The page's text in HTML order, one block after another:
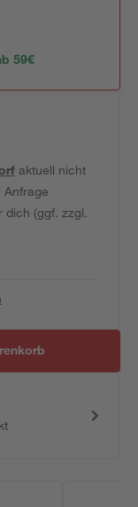
59€
aktuell nicht
Anfrage
(ggf. zzgl.